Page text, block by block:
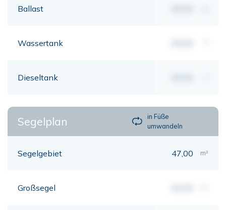
Ballast
Wassertank
Dieseltank
Segelplan
in Füße
umwandeln
Segelgebiet 47,00 m²
Großsegel